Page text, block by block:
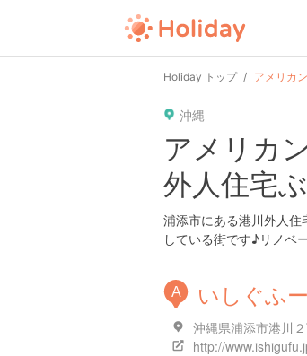
Holiday トップ アメリカ
沖縄
アメリカ
外人住宅
浦添市にある港川外人
している街です♪リノベ
A いしぐふー
沖縄県浦添市港川
http://